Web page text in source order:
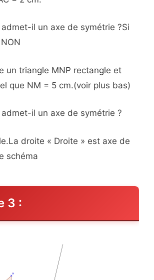
il un axe de symétrie ?Si
un triangle MNP rectangle et
que NM = 5 cm.(voir plus bas)
il un axe de symétrie ?
droite « Droite » est axe de
schéma
3 :